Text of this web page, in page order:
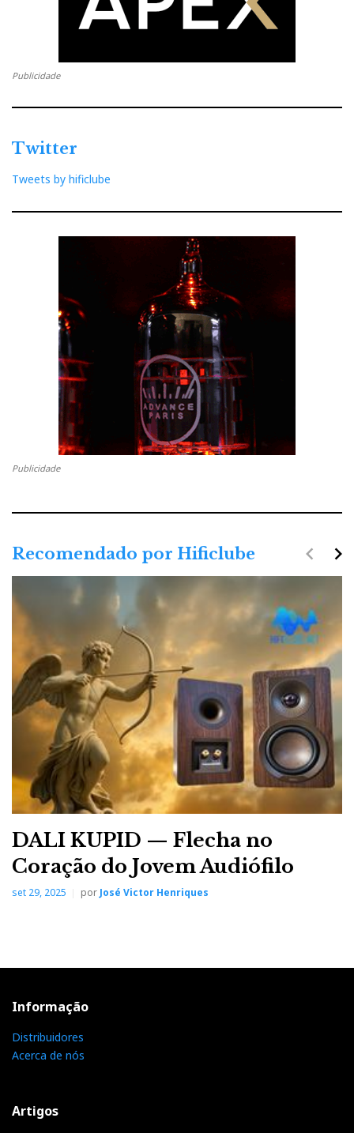
Publicidade
Twitter
Tweets by hificlube
Publicidade
Recomendado por Hificlube
DALI KUPID — Flecha no
Coração do Jovem Audiófilo
set 29, 2025 por José Victor Henriques
navigate_next
navigate_before
Informação
Distribuidores
Acerca de nós
Artigos